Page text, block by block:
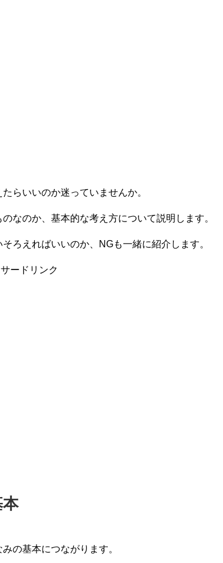
らいいのか迷っていませんか。
なのか、基本的な考え方について説明します。
ろえればいいのか、NGも一緒に紹介します。
ードリンク
の基本につながります。